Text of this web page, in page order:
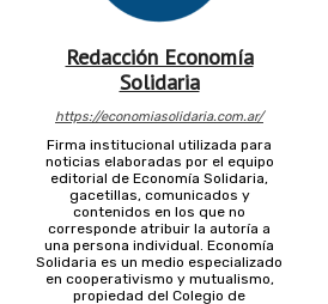
Redacción Economía
Solidaria
https://economiasolidaria.com.ar/
Firma institucional utilizada para
noticias elaboradas por el equipo
editorial de Economía Solidaria,
gacetillas, comunicados y
contenidos en los que no
corresponde atribuir la autoría a
una persona individual. Economía
Solidaria es un medio especializado
en cooperativismo y mutualismo,
propiedad del Colegio de